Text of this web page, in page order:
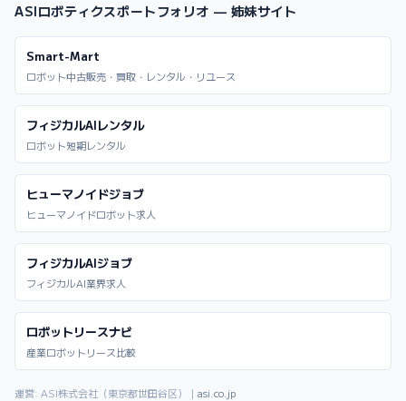
ASIロボティクスポートフォリオ — 姉妹サイト
Smart-Mart
ロボット中古販売・買取・レンタル・リユース
フィジカルAIレンタル
ロボット短期レンタル
ヒューマノイドジョブ
ヒューマノイドロボット求人
フィジカルAIジョブ
フィジカルAI業界求人
ロボットリースナビ
産業ロボットリース比較
運営: ASI株式会社（東京都世田谷区）｜ asi.co.jp